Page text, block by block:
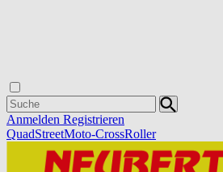
Anmelden Registrieren
QuadStreetMoto-CrossRoller